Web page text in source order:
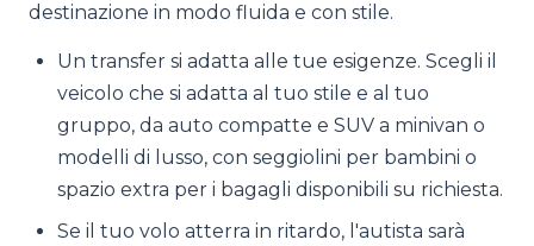
destinazione in modo fluida e con stile.
Un transfer si adatta alle tue esigenze. Scegli il
veicolo che si adatta al tuo stile e al tuo
gruppo, da auto compatte e SUV a minivan o
modelli di lusso, con seggiolini per bambini o
spazio extra per i bagagli disponibili su richiesta.
Se il tuo volo atterra in ritardo, l'autista sarà